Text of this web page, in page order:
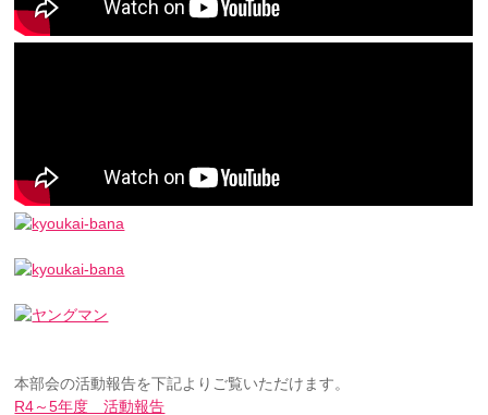
本部会の活動報告を下記よりご覧いただけます。
R4～5年度 活動報告